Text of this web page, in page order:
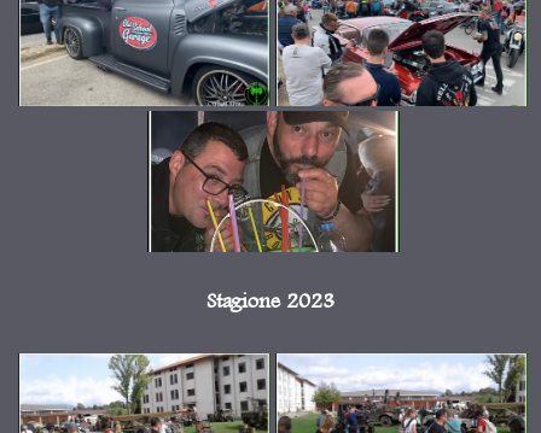
Stagione 2023